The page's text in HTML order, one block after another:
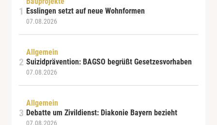
Esslingen setzt auf neue Wohnformen
07.08.2026
Allgemein
Suizidprävention: BAGSO begrüßt Gesetzesvorhaben
07.08.2026
Allgemein
Debatte um Zivildienst: Diakonie Bayern bezieht
07.08.2026